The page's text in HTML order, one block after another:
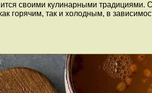
своими кулинарными
горячим, так и холодным, в